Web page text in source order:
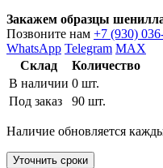
Закажем образцы
Позвоните нам +7 (930)
WhatsApp Telegram MAX
Склад
Количество
В наличии 0 шт.
Под заказ
90 шт.
Наличие обновляется
Уточнить сроки